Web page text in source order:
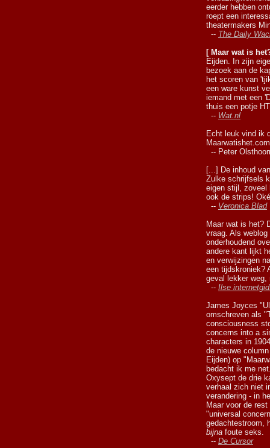
eerder hebben
roept een
theatermakers
-- The Daily
[ Maar wat is
Eijden. In zijn
bezoek aan de
het scoren van
een ware kunst
iemand met een
thuis een potje
-- Wat.nl
Echt leuk vind ik
-- Peter
[...] De inhoud
Zulke schrijfsels
eigen stijl, zoveel
ook de strips!
-- Veronica Blad
Maar wat is het?
vraag. Als
onderhoudend
andere kant lijkt
en verwijzingen
een tijdskroniek?
geval lekker weg,
-- Ilse
James Joyces
omschreven als
consciousness
concerns into a
characters in
de nieuwe
Eijden) op
bedacht ik me
Oxysept de drie
verhaal zich niet
verandering - in
Maar voor de
"universal
gedachtestroom,
bijna foute seks.
-- De Cursor